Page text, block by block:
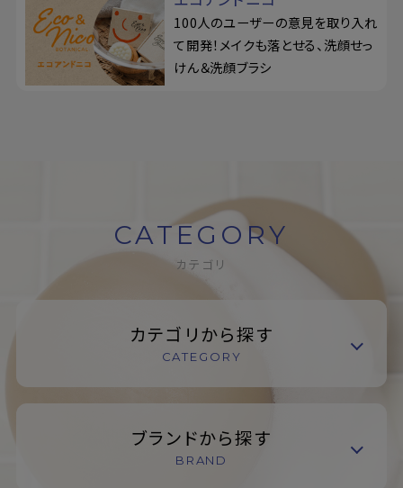
100人のユーザーの意見を取り入れ
て開発！メイクも落とせる、洗顔せっ
けん＆洗顔ブラシ
CATEGORY
カテゴリ
カテゴリから探す
CATEGORY
ブランドから探す
BRAND